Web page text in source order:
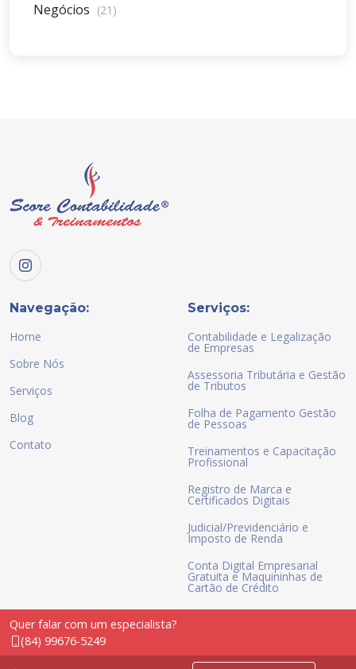
Negócios (21)
Navegação:
Home
Sobre Nós
Serviços
Blog
Contato
Serviços:
Contabilidade e Legalização
de Empresas
Assessoria Tributária e Gestão
de Tributos
Folha de Pagamento Gestão
de Pessoas
Treinamentos e Capacitação
Profissional
Registro de Marca e
Certificados Digitais
Judicial/Previdenciário e
Imposto de Renda
Conta Digital Empresarial
Gratuita e Maquininhas de
Cartão de Crédito
Entre em contato
Quer falar com um especialista?
(84) 99676-5249